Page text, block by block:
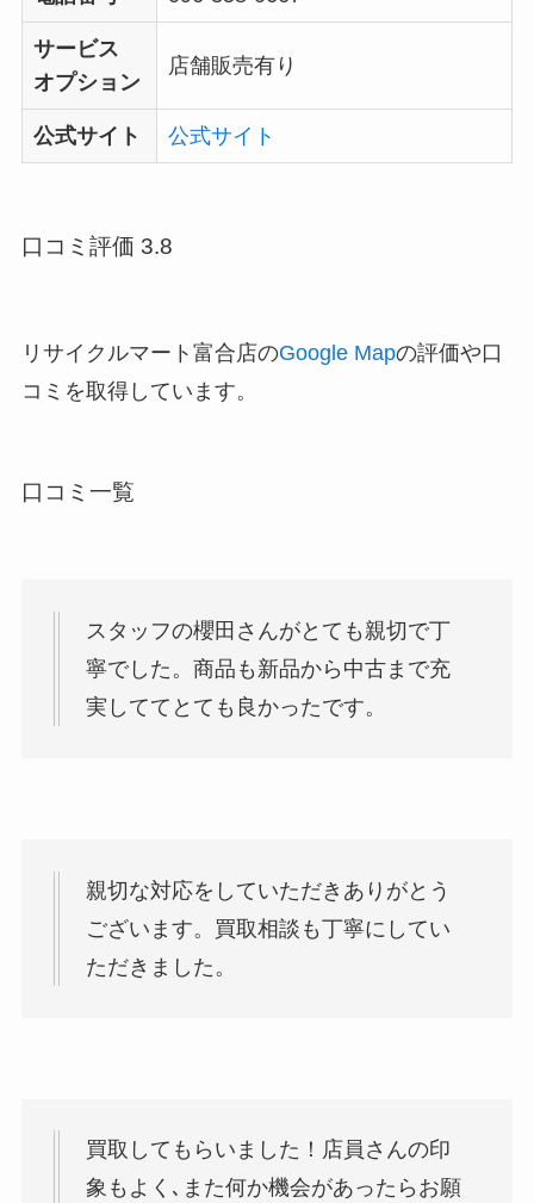
サービス
オプション
店舗販売有り
公式サイト 公式サイト
口コミ評価 3.8
リサイクルマート富合店のGoogle Mapの評価や口
コミを取得しています。
口コミ一覧
スタッフの櫻田さんがとても親切で丁
寧でした。商品も新品から中古まで充
実しててとても良かったです。
親切な対応をしていただきありがとう
ございます。買取相談も丁寧にしてい
ただきました。
買取してもらいました！店員さんの印
象もよく､また何か機会があったらお願